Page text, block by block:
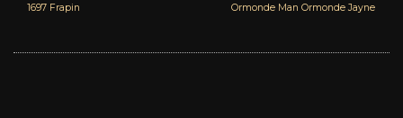
1697 Frapin Ormonde Man Ormonde Jayne